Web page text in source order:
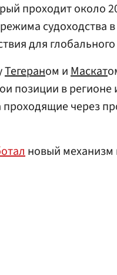
проходит около
судоходства
для
Тегераном иМаскат
позиции в
через
новый механизм